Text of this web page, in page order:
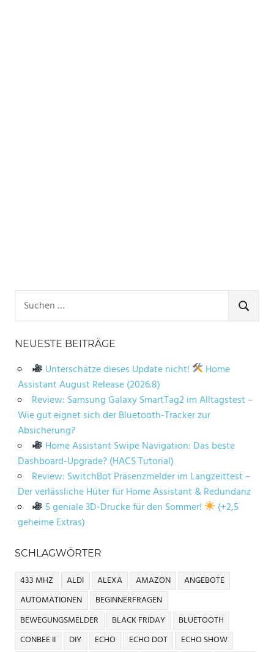
nach:
SUCHEN
NEUESTE BEITRÄGE
Unterschätze dieses Update nicht!
Home
Assistant August Release (2026.8)
Review: Samsung Galaxy SmartTag2 im Alltagstest –
Wie gut eignet sich der Bluetooth-Tracker zur
Absicherung?
Home Assistant Swipe Navigation: Das beste
Dashboard-Upgrade? (HACS Tutorial)
Review: SwitchBot Präsenzmelder im Langzeittest –
Der verlässliche Hüter für Home Assistant & Redundanz
5 geniale 3D-Drucke für den Sommer!
(+2,5
geheime Extras)
SCHLAGWÖRTER
433 MHZ ALDI ALEXA AMAZON
ANGEBOTE
AUTOMATIONEN
BEGINNERFRAGEN
BEWEGUNGSMELDER
BLACK FRIDAY
BLUETOOTH
CONBEE II
DIY ECHO ECHO DOT
ECHO SHOW